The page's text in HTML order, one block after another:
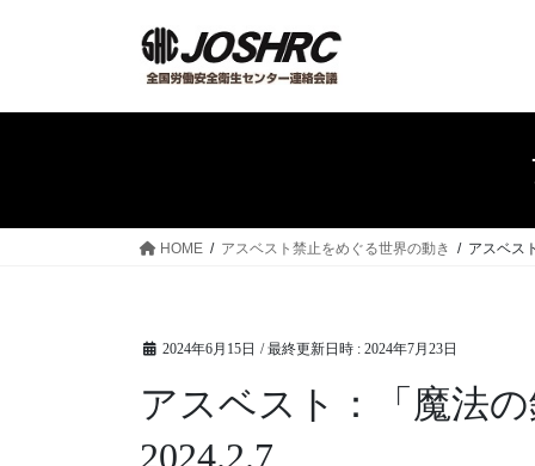
HOME アスベスト禁止をめぐる世界の動き アスベス
2024年6月15日 / 最終更新日時 : 2024年7月23日
アスベスト：「魔法
2024.2.7